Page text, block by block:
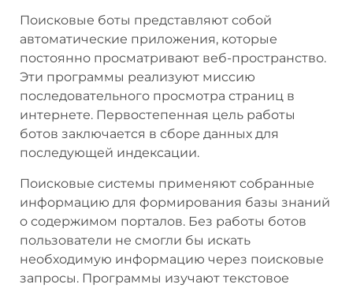
Поисковые боты представляют собой
автоматические приложения, которые
постоянно просматривают веб-пространство.
Эти программы реализуют миссию
последовательного просмотра страниц в
интернете. Первостепенная цель работы
ботов заключается в сборе данных для
последующей индексации.
Поисковые системы применяют собранные
информацию для формирования базы знаний
о содержимом порталов. Без работы ботов
пользователи не смогли бы искать
необходимую информацию через поисковые
запросы. Программы изучают текстовое